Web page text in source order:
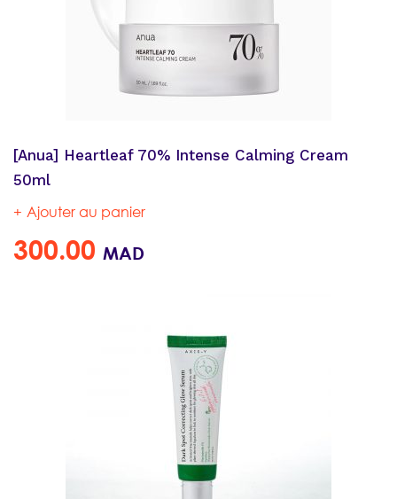
[Anua] Heartleaf 70% Intense Calming Cream
50ml
Ajouter au panier
300.00 MAD